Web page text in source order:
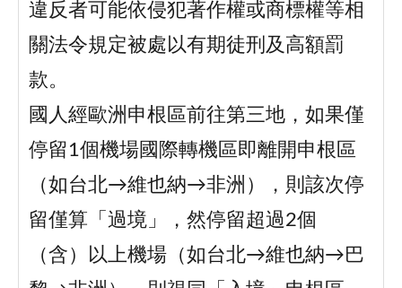
違反者可能依侵犯著作權或商標權等相
關法令規定被處以有期徒刑及高額罰
款。
國人經歐洲申根區前往第三地，如果僅
停留1個機場國際轉機區即離開申根區
（如台北→維也納→非洲），則該次停
留僅算「過境」，然停留超過2個
（含）以上機場（如台北→維也納→巴